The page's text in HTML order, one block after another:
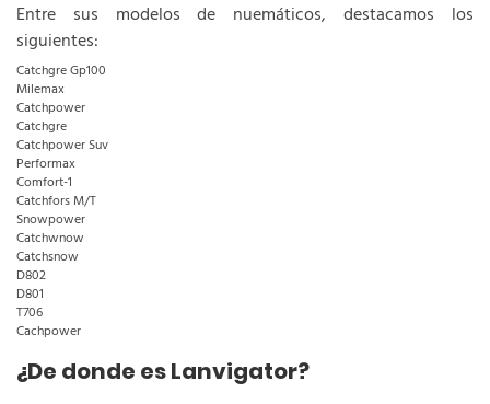
Entre sus modelos de nuemáticos, destacamos los
siguientes:
Catchgre Gp100
Milemax
Catchpower
Catchgre
Catchpower Suv
Performax
Comfort-1
Catchfors M/T
Snowpower
Catchwnow
Catchsnow
D802
D801
T706
Cachpower
¿De donde es Lanvigator?